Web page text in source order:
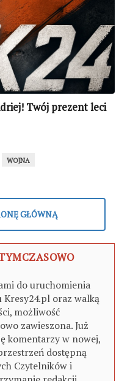
Twój prezent leci
WOJNA
GŁÓWNĄ
do uruchomienia
oraz walką
możliwość
zawieszona. Już
komentarzy w nowej,
dostępną
Czytelników i